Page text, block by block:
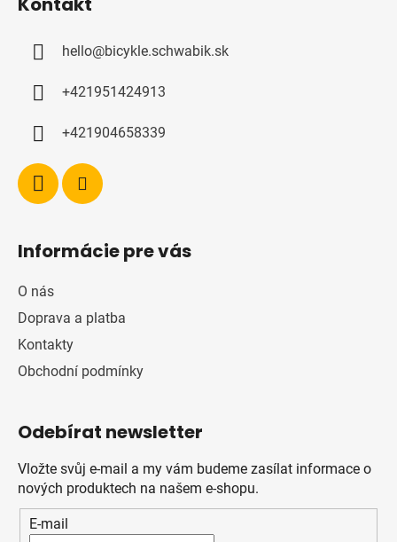
hello@bicykle.schwabik.sk
+421951424913
+421904658339
Informácie pre vás
O nás
Doprava a platba
Kontakty
Obchodní podmínky
Odebírat newsletter
Vložte svůj e-mail a my vám budeme zasílat informace o
nových produktech na našem e-shopu.
E-mail